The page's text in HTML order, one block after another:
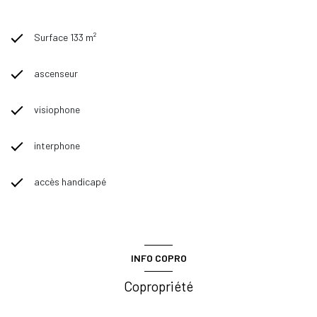
Surface 133 m²
ascenseur
visiophone
interphone
accès handicapé
INFO COPRO
Copropriété